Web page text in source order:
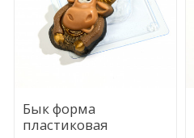
Бык форма
пластиковая